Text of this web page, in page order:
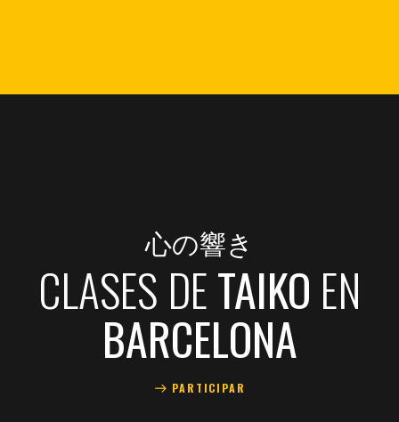
心の響き
CLASES DETAIKO EN
BARCELONA
PARTICIPAR